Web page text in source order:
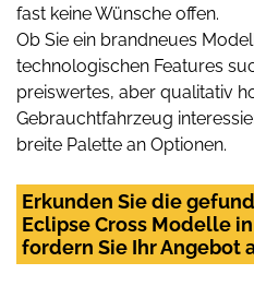
fast keine Wünsche offen.
Ob Sie ein brandneues
technologischen Features
preiswertes, aber qualitativ
Gebrauchtfahrzeug
breite Palette an Optionen.
Erkunden Sie die
Eclipse Cross Modelle
fordern Sie Ihr Angebot